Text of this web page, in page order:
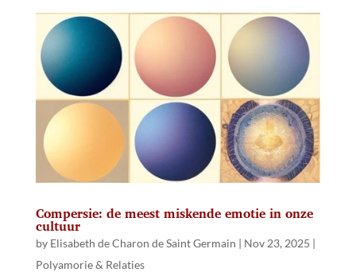
Compersie: de meest miskende emotie in onze
cultuur
by Elisabeth de Charon de Saint Germain | Nov 23, 2025 |
Polyamorie & Relaties